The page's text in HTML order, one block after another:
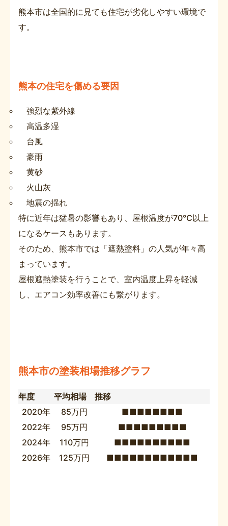
熊本市は全国的に見ても住宅が劣化しやすい環境で
す。
熊本の住宅を傷める要因
強烈な紫外線
高温多湿
台風
豪雨
黄砂
火山灰
地震の揺れ
特に近年は猛暑の影響もあり、屋根温度が70℃以上
になるケースもあります。
そのため、熊本市では「遮熱塗料」の人気が年々高
まっています。
屋根遮熱塗装を行うことで、室内温度上昇を軽減
し、エアコン効率改善にも繋がります。
熊本市の塗装相場推移グラフ
年度 平均相場
推移
2020年
85万円
■■■■■■■■
2022年
95万円
■■■■■■■■■
2024年
110万円
■■■■■■■■■■
2026年
125万円 ■■■■■■■■■■■■